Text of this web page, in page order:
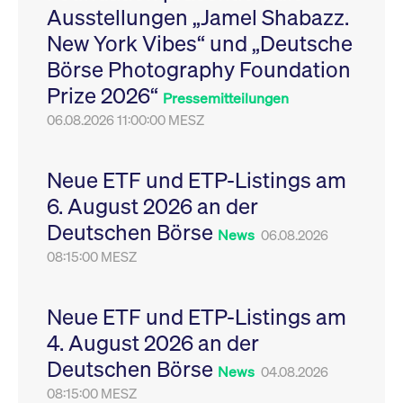
Ausstellungen „Jamel Shabazz.
New York Vibes“ und „Deutsche
Börse Photography Foundation
Prize 2026“ Pressemitteilungen
06.08.2026 11:00:00 MESZ
Neue ETF und ETP-Listings am
6. August 2026 an der
Deutschen Börse News 06.08.2026
08:15:00 MESZ
Neue ETF und ETP-Listings am
4. August 2026 an der
Deutschen Börse News 04.08.2026
08:15:00 MESZ
Leistung der Website
zu messen. Es handelt
sich um ein Muster-
Cookie, bei dem auf
das Präfix _pk_ses
eine kurze Reihe von
VISITOR_PRIVACY_METADATA
YouTube
.youtube.com
6
Monate
Dieses Cookie dient
Speicherung der
Einwilligungs- und
des Nutzers für ihre
Interaktion mit der
Sitzungen geehrt